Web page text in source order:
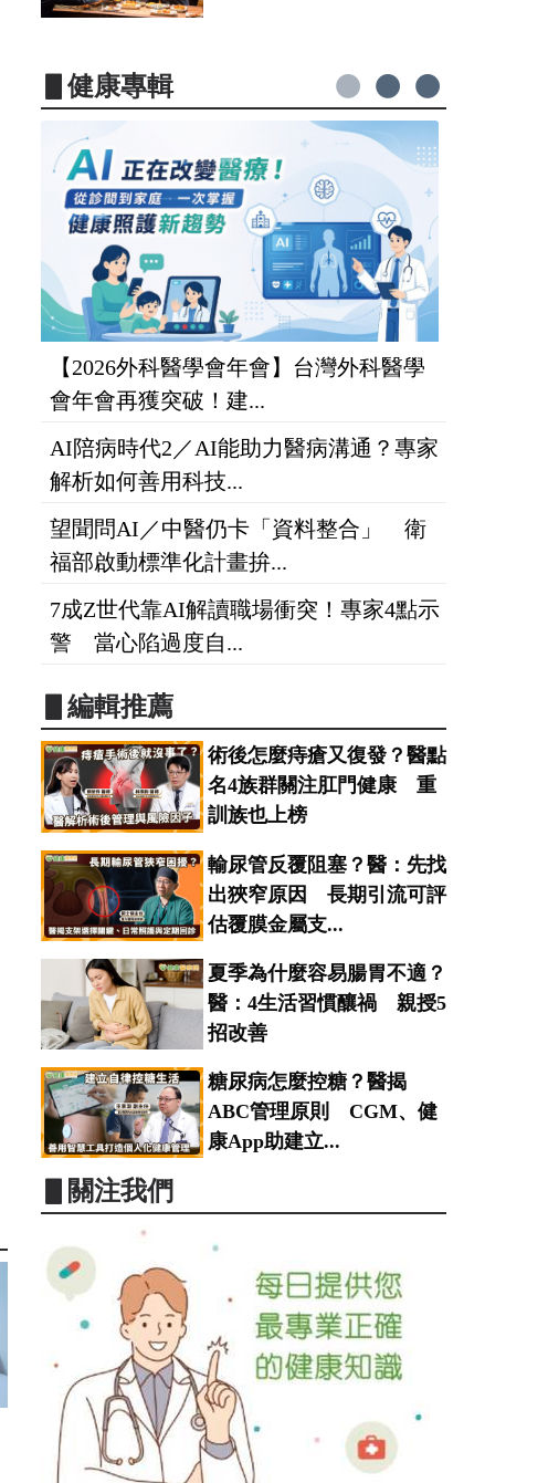
▋健康專輯
【2026外科醫學會年會】台灣外科醫學
會年會再獲突破！建...
AI陪病時代2／AI能助力醫病溝通？專家
解析如何善用科技...
望聞問AI／中醫仍卡「資料整合」 衛
福部啟動標準化計畫拚...
7成Z世代靠AI解讀職場衝突！專家4點示
警 當心陷過度自...
▋編輯推薦
術後怎麼痔瘡又復發？醫點
名4族群關注肛門健康 重
訓族也上榜
輸尿管反覆阻塞？醫：先找
出狹窄原因 長期引流可評
估覆膜金屬支...
夏季為什麼容易腸胃不適？
醫：4生活習慣釀禍 親授5
招改善
糖尿病怎麼控糖？醫揭
ABC管理原則 CGM、健
康App助建立...
▋關注我們